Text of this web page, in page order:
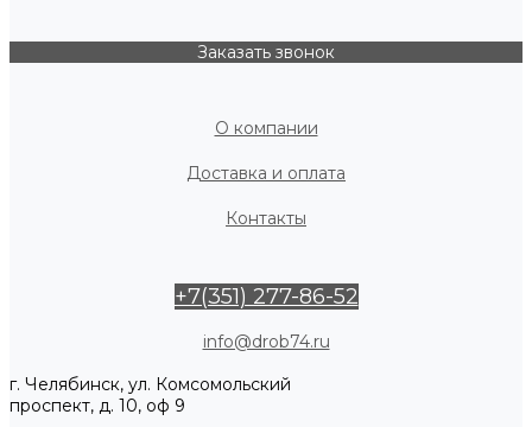
Заказать звонок
О компании
Доставка и оплата
Контакты
+7(351) 277-86-52
info@drob74.ru
г. Челябинск, ул. Комсомольский
проспект, д. 10, оф 9